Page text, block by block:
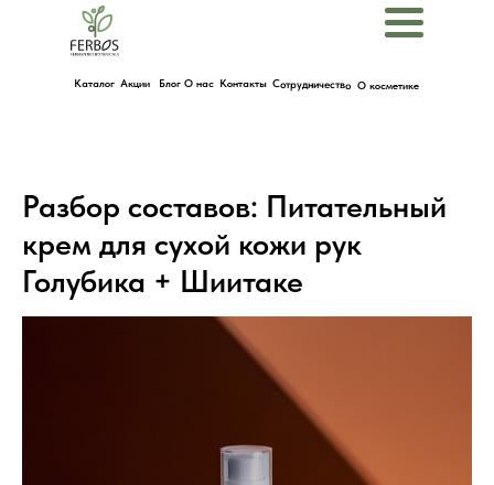
Каталог Акции Блог О нас Контакты Сотрудничество О косметике
Разбор составов: Питательный
крем для сухой кожи рук
Голубика + Шиитаке